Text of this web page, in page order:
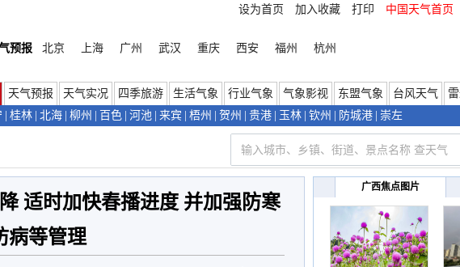
设为首页 加入收藏 打印 中国天气首页
预报
北京 上海 广州 武汉 重庆 西安 福州 杭州
天气预报 天气实况 四季旅游 生活气象 行业气象 气象影视 东盟气象 台风天气
桂林 北海 柳州 百色 河池 来宾 梧州 贺州 贵港 玉林 钦州 防城港 崇左
适时加快春播进度 并加强防寒
病等管理
广西焦点图片